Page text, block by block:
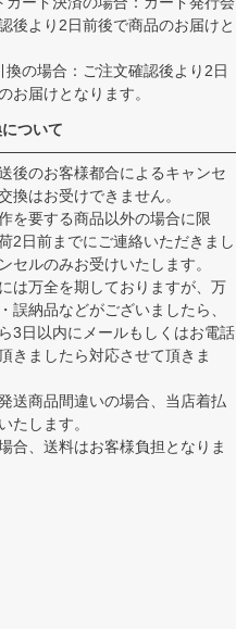
後より2日前後で商品のお届けと
換の場合：ご注文確認後より2日
お届けとなります。
ついて
後のお客様都合によるキャンセ
換はお受けできません。
を要する商品以外の場合に限
2日前までにご連絡いただきまし
セルのみお受けいたします。
は万全を期しておりますが、万
誤納品などがございましたら、
3日以内にメールもしくはお電話
きましたら対応させて頂きま
送商品間違いの場合、当店着払
たします。
合、送料はお客様負担となりま